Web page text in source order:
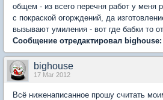
общем - из всего перечня работ у меня
с покраской огорждений, да
вызывают умиления - вот где бабки то
Сообщение отредактировал bighouse:
bighouse
17 Mar 2012
Всё ниженаписанное прошу считать